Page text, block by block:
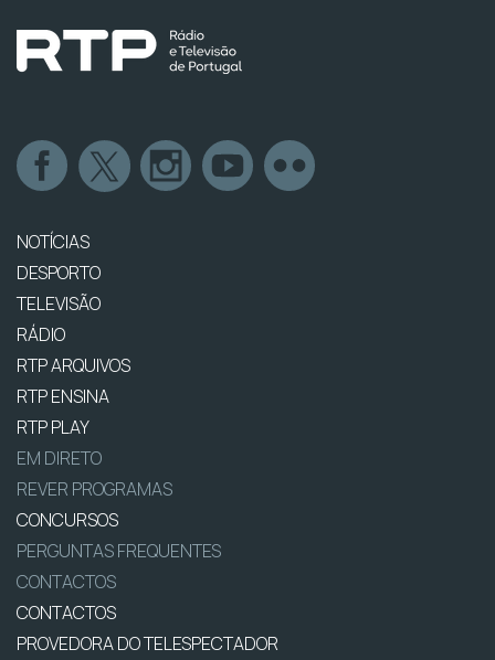
NOTÍCIAS
DESPORTO
TELEVISÃO
RÁDIO
RTP ARQUIVOS
RTP ENSINA
RTP PLAY
EM DIRETO
REVER PROGRAMAS
CONCURSOS
PERGUNTAS FREQUENTES
CONTACTOS
CONTACTOS
PROVEDORA DO TELESPECTADOR